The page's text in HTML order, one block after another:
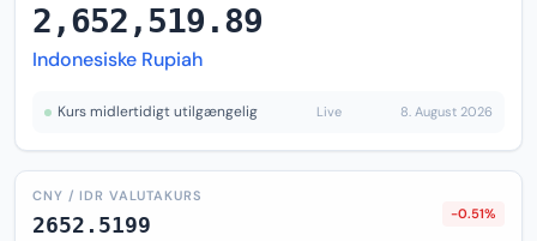
2,652,519.89
Indonesiske Rupiah
Kurs midlertidigt utilgængelig Live 8. August 2026
CNY / IDR VALUTAKURS
2652.5199 -0.51%